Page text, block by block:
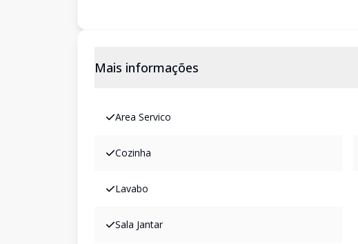
Mais informações
Area Servico
Cozinha
Lavabo
Sala Jantar